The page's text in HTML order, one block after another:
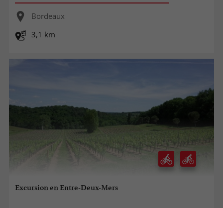
Bordeaux
3,1 km
Excursion en Entre-Deux-Mers